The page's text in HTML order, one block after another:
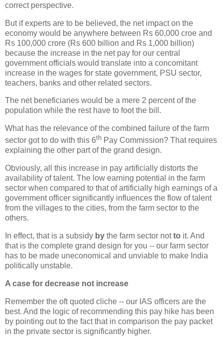
correct perspective.
But if experts are to be believed, the net impact on the
economy would be anywhere between Rs 60,000 croe and
Rs 100,000 crore (Rs 600 billion and Rs 1,000 billion)
because the increase in the net pay for our central
government officials would translate into a concomitant
increase in the wages for state government, PSU sector,
teachers, banks and other related sectors.
The net beneficiaries would be a mere 2 percent of the
population while the rest have to foot the bill.
What has the relevance of the combined failure of the farm
sector got to do with this 6th Pay Commission? That requires
explaining the other part of the grand design.
Obviously, all this increase in pay artificially distorts the
availability of talent. The low earning potential in the farm
sector when compared to that of artificially high earnings of a
government officer significantly influences the flow of talent
from the villages to the cities, from the farm sector to the
others.
In effect, that is a subsidy by the farm sector notto it. And
that is the complete grand design for you -- our farm sector
has to be made uneconomical and unviable to make India
politically unstable.
A case for decrease not increase
Remember the oft quoted cliche -- our IAS officers are the
best. And the logic of recommending this pay hike has been
by pointing out to the fact that in comparison the pay packet
in the private sector is significantly higher.